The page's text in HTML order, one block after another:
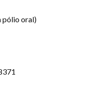
pólio oral)